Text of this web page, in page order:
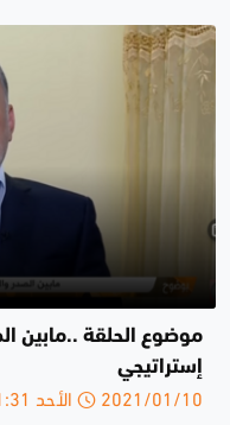
موضوع الحلقة ..مابين
إستراتيجي
2021/01/10 الأحد 11:31 ص